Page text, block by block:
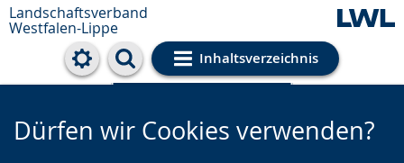
Landschaftsverband
Westfalen-Lippe
Inhaltsverzeichnis
Cookie-Einstellungen
Dürfen wir Cookies verwenden?